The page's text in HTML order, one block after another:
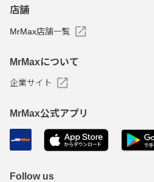
店舗
MrMax店舗一覧
MrMaxについて
企業サイト
MrMax公式アプリ
Follow us